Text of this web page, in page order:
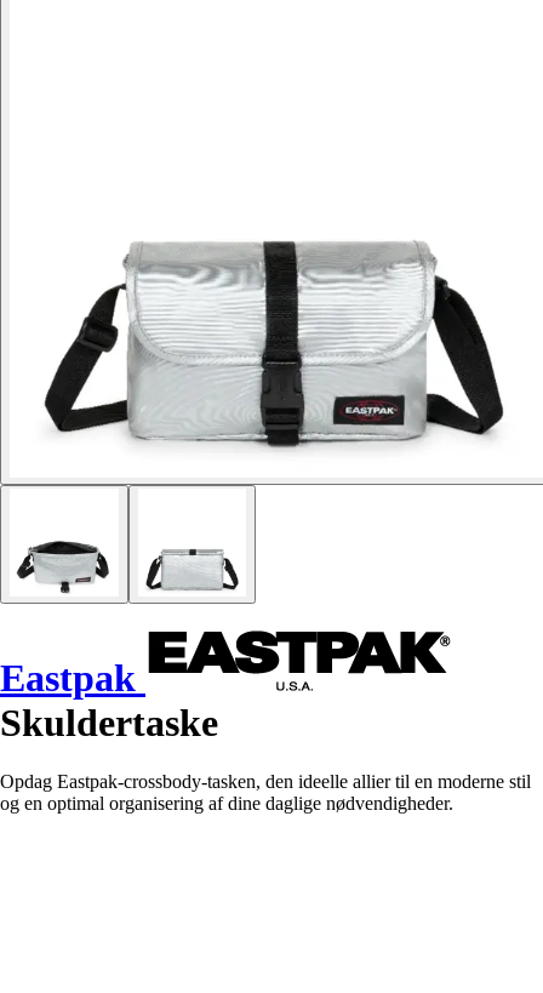
Eastpak
Skuldertaske
Opdag Eastpak-crossbody-tasken, den ideelle allier til en moderne stil
og en optimal organisering af dine daglige nødvendigheder.